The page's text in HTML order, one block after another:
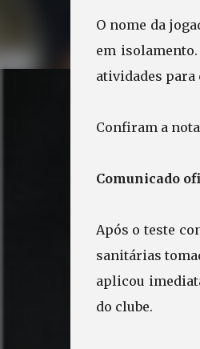
O nome da
em
atividades para
Confiram a
Comunicado
Após o teste
sanitárias
aplicou
do clube.